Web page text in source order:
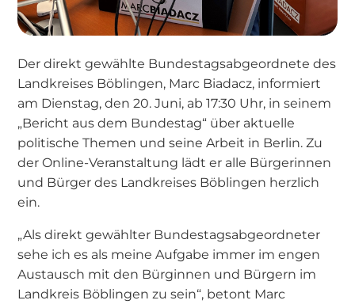
Der direkt gewählte Bundestagsabgeordnete des
Landkreises Böblingen, Marc Biadacz, informiert
am Dienstag, den 20. Juni, ab 17:30 Uhr, in seinem
„Bericht aus dem Bundestag“ über aktuelle
politische Themen und seine Arbeit in Berlin. Zu
der Online-Veranstaltung lädt er alle Bürgerinnen
und Bürger des Landkreises Böblingen herzlich
ein.
„Als direkt gewählter Bundestagsabgeordneter
sehe ich es als meine Aufgabe immer im engen
Austausch mit den Bürginnen und Bürgern im
Landkreis Böblingen zu sein“, betont Marc